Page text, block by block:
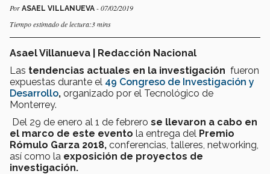
Por ASAEL VILLANUEVA - 07/02/2019
Tiempo estimado de lectura:3 mins
Asael Villanueva | Redacción Nacional
Las tendencias actuales en la investigación fueron
expuestas durante el 49 Congreso de Investigación y
Desarrollo, organizado por el Tecnológico de
Monterrey.
Del 29 de enero al 1 de febrero se llevaron a cabo en
el marco de este evento la entrega del Premio
Rómulo Garza 2018, conferencias, talleres, networking,
así como la exposición de proyectos de
investigación.